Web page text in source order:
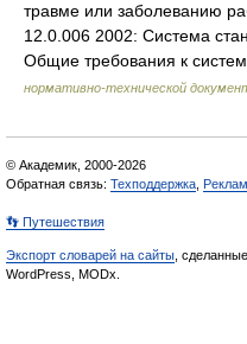
травме или заболеванию
12.0.006 2002: Система
Общие требования к
нормативно-технической
© Академик, 2000-2026
Обратная связь: Техподдержка
👣 Путешествия
Экспорт словарей на сайты ,
WordPress, MODx.